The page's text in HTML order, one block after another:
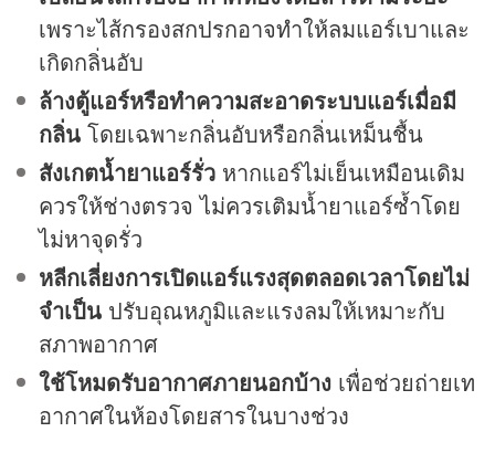
เพราะไส้กรองสกปรกอาจทำให้ลมแอร์เบาและ
เกิดกลิ่นอับ
ล้างตู้แอร์หรือทำความสะอาดระบบแอร์เมื่อมี
กลิ่น โดยเฉพาะกลิ่นอับหรือกลิ่นเหม็นชื้น
สังเกตน้ำยาแอร์รั่ว หากแอร์ไม่เย็นเหมือนเดิม
ควรให้ช่างตรวจ ไม่ควรเติมน้ำยาแอร์ซ้ำโดย
ไม่หาจุดรั่ว
หลีกเลี่ยงการเปิดแอร์แรงสุดตลอดเวลาโดยไม่
จำเป็น ปรับอุณหภูมิและแรงลมให้เหมาะกับ
สภาพอากาศ
ใช้โหมดรับอากาศภายนอกบ้าง เพื่อช่วยถ่ายเท
อากาศในห้องโดยสารในบางช่วง